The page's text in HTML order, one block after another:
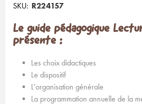
SKU: R224157
Le guide pédagogique
présente :
Les choix didactiques
Le dispositif
L'organisation générale
La programmation annuelle de la